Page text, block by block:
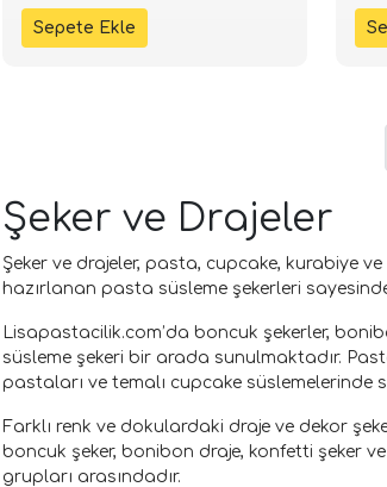
Şeker ve Drajeler
Şeker ve drajeler, pasta, cupcake, kurabiye
hazırlanan pasta süsleme şekerleri
Lisapastacilik.com’da boncuk şekerler,
süsleme şekeri bir arada sunulmaktadır.
pastaları ve temalı cupcake süslemelerinde
Farklı renk ve dokulardaki draje ve dekor
boncuk şeker, bonibon draje, konfetti şeker
grupları arasındadır.